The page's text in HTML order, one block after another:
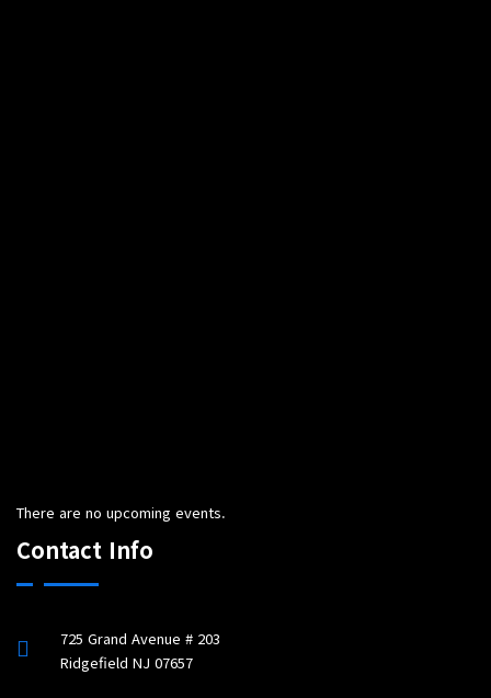
There are no upcoming events.
Contact Info
725 Grand Avenue # 203
Ridgefield NJ 07657